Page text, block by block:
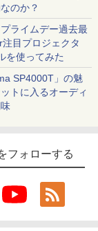
のか？
ライムデー過去最
目プロジェクタ
を使ってみた
SP4000T」の魅
トに入るオーディ
フォローする